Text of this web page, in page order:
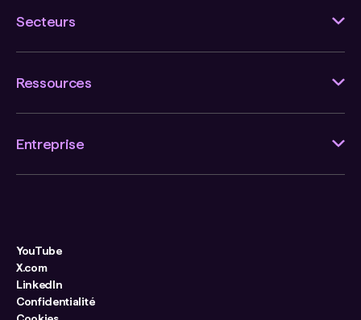
Secteurs
Ressources
Entreprise
YouTube
X.com
LinkedIn
Confidentialité